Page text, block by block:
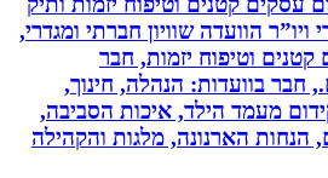
הוועדה שוויון חברתי ומגדרי,
וטיפוח יזמות, חבר
בוועדות: הנהלה, חינוך,
מעמד הילד, איכות הסביבה,
הארנונה, מלגות והקהילה